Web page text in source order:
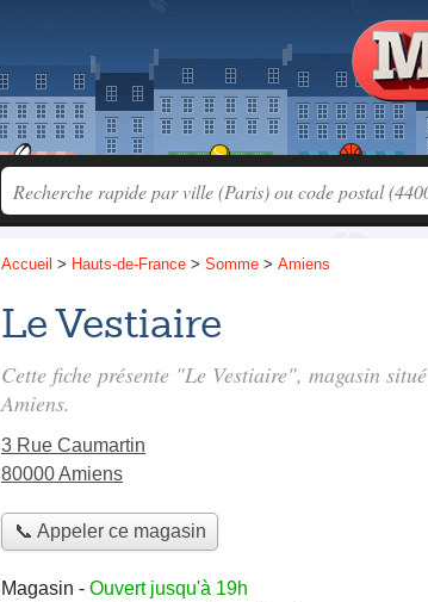
Accueil > Hauts-de-France > Somme > Amiens
Le Vestiaire
Cette fiche présente "Le Vestiaire", magasin situé
Amiens.
3 Rue Caumartin
80000 Amiens
📞 Appeler ce magasin
Magasin - Ouvert jusqu'à 19h